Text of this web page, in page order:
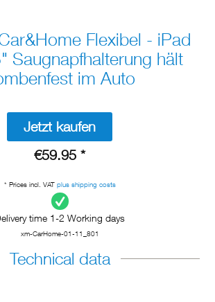
Flexibel - iPad
Saugnapfhalterung hält
im Auto
Jetzt kaufen
€59.95 *
* Prices incl. VAT plus shipping costs
time 1-2 Working days
xm-CarHome-01-11_801
Technical data